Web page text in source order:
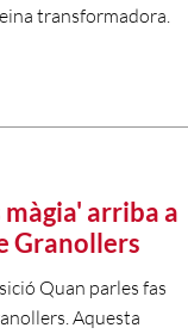
transformadora.
arriba a
Granollers
Quan parles fas
Aquesta